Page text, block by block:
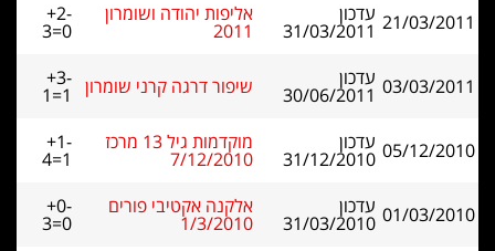
21/03/2011 עדכון
31/03/2011
אליפות יהודה ושומרון
2011
+2-
3=0
03/03/2011 עדכון
30/06/2011 שיפור דרגה קרני שומרון +3-
1=1
05/12/2010 עדכון
31/12/2010
מוקדמות גיל 13 מרכז
7/12/2010
+1-
4=1
01/03/2010 עדכון
31/03/2010
אלקנה אקטיבי פורים
1/3/2010
+0-
3=0